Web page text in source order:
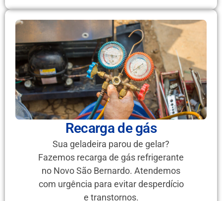
Recarga de gás
Sua geladeira parou de gelar?
Fazemos recarga de gás refrigerante
no Novo São Bernardo. Atendemos
com urgência para evitar desperdício
e transtornos.